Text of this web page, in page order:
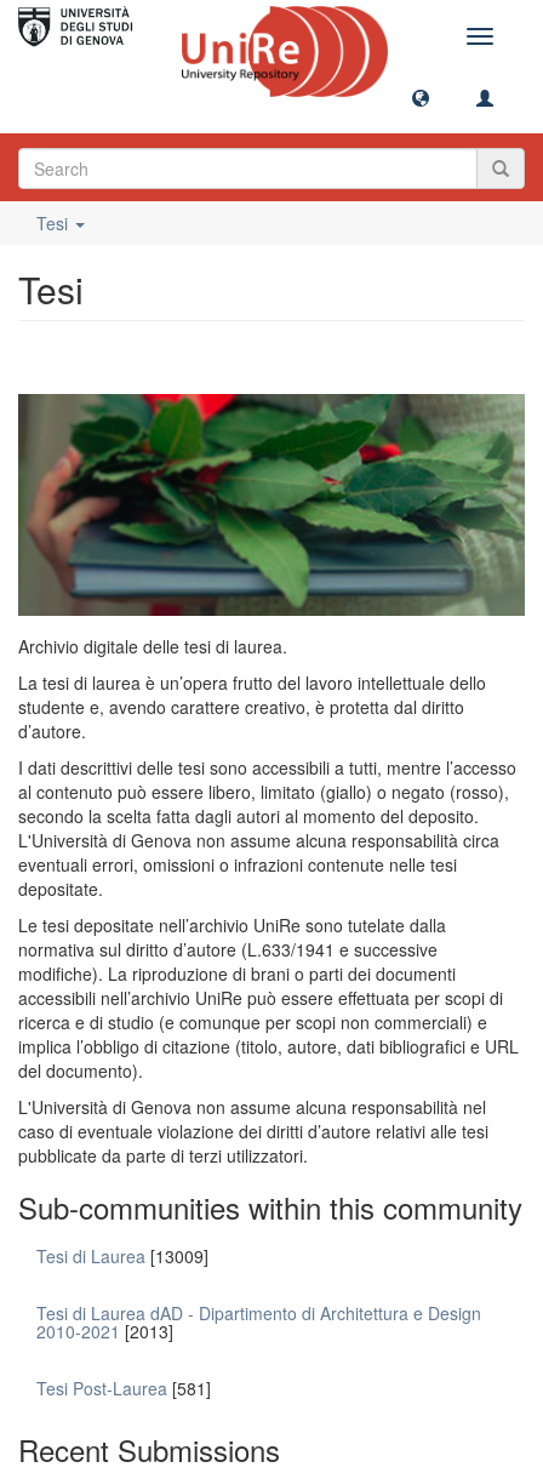
Toggle
Tesi
Tesi
Archivio digitale delle tesi di laurea.
La tesi di laurea è un’opera frutto del lavoro intellettuale dello
studente e, avendo carattere creativo, è protetta dal diritto
d’autore.
I dati descrittivi delle tesi sono accessibili a tutti, mentre l’accesso
al contenuto può essere libero, limitato (giallo) o negato (rosso),
secondo la scelta fatta dagli autori al momento del deposito.
L'Università di Genova non assume alcuna responsabilità circa
eventuali errori, omissioni o infrazioni contenute nelle tesi
depositate.
Le tesi depositate nell’archivio UniRe sono tutelate dalla
normativa sul diritto d’autore (L.633/1941 e successive
modifiche). La riproduzione di brani o parti dei documenti
accessibili nell’archivio UniRe può essere effettuata per scopi di
ricerca e di studio (e comunque per scopi non commerciali) e
implica l’obbligo di citazione (titolo, autore, dati bibliografici e URL
del documento).
L'Università di Genova non assume alcuna responsabilità nel
caso di eventuale violazione dei diritti d’autore relativi alle tesi
pubblicate da parte di terzi utilizzatori.
Sub-communities within this community
Tesi di Laurea [13009]
Tesi di Laurea dAD - Dipartimento di Architettura e Design
2010-2021 [2013]
Tesi Post-Laurea [581]
Recent Submissions